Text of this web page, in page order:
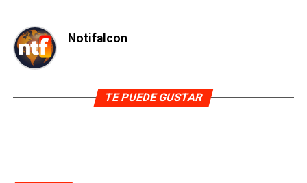
Notifalcon
TE PUEDE GUSTAR